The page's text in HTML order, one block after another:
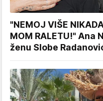
"NEMOJ VIŠE
MOM RALETU!" Ana
ženu Slobe